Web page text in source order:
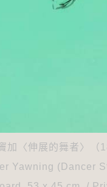
加〈伸展的舞者〉（
Yawning (Dancer